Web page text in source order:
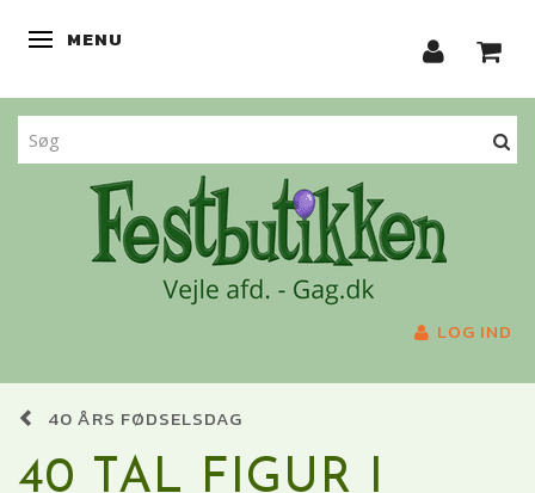
SKIFTE NAVIGATION
MENU
LOG IND
40 ÅRS FØDSELSDAG
40 TAL FIGUR I